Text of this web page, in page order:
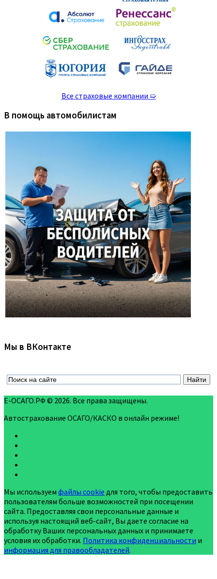
Все страховые компании ➯
В помощь автомобилистам
Мы в ВКонтакте
Е-ОСАГО.РФ © 2026. Все права защищены.
Автострахование ОСАГО/КАСКО в онлайн режиме!
Мы используем файлы cookie для того, чтобы предоставить
пользователям больше возможностей при посещении
сайта. Предоставляя свои персональные данные и
используя настоящий веб-сайт, Вы даете согласие на
обработку Ваших персональных данных и принимаете
условия их обработки. Политика конфиденциальности и
информация для правообладателей.